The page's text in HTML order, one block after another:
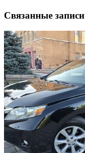
Связанные записи